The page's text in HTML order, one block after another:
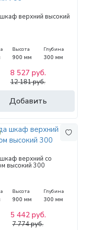
верхний высокий
Высота
900 мм
Глубина
300 мм
Добавить
8 527 руб.
12 181 руб.
верхний со
высокий 300
Высота
900 мм
Глубина
300 мм
5 442 руб.
7 774 руб.